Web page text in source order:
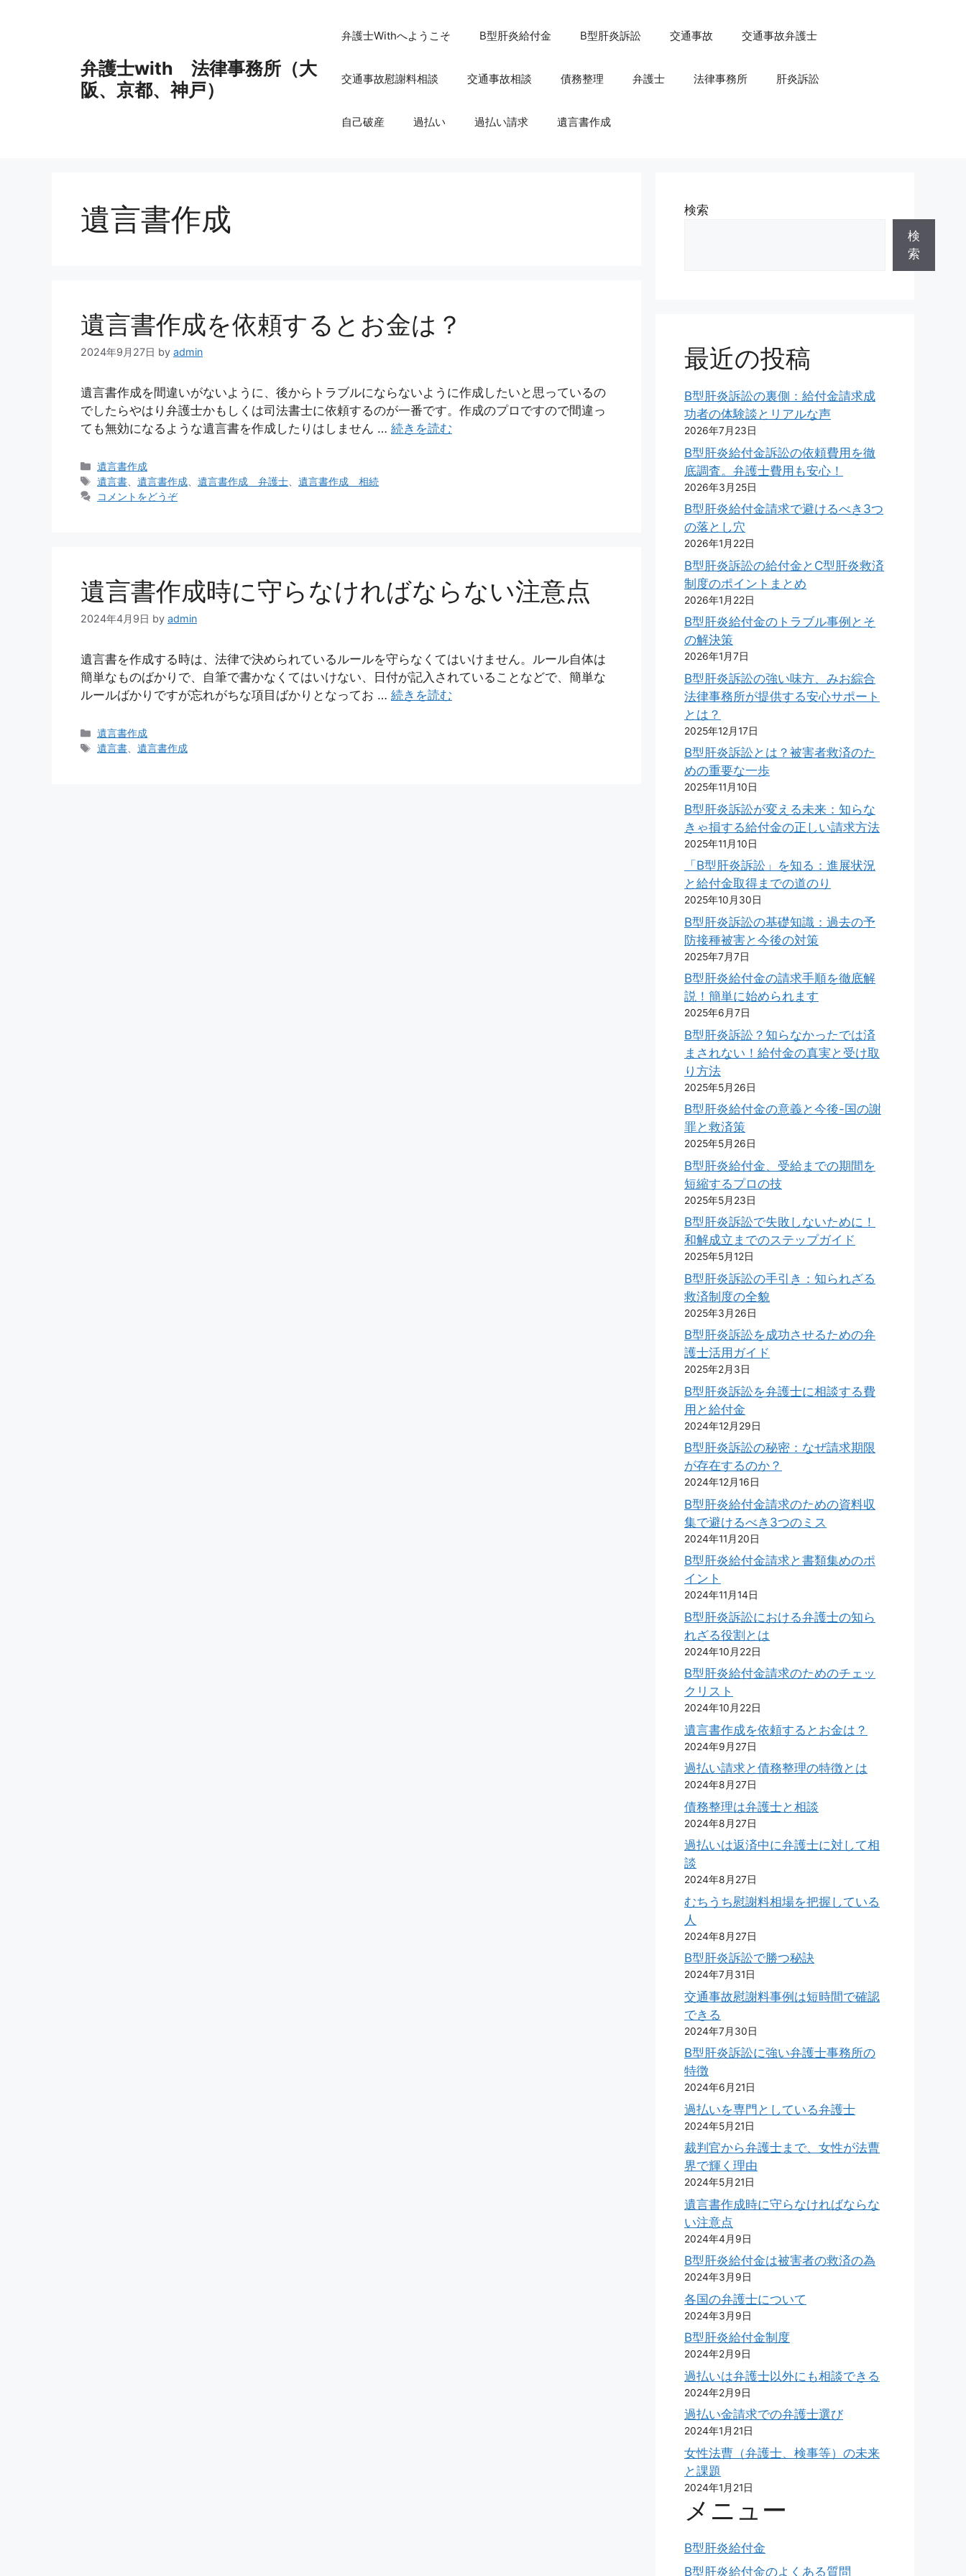
弁護士with 法律事務所（大
阪、京都、神戸）
弁護士Withへようこそ B型肝炎給付金 B型肝炎訴訟 交通事故 交通事故弁護士
交通事故慰謝料相談 交通事故相談 債務整理 弁護士 法律事務所 肝炎訴訟
自己破産 過払い 過払い請求 遺言書作成
遺言書作成
遺言書作成を依頼するとお金は？
2024年9月27日 by admin
遺言書作成を間違いがないように、後からトラブルにならないように作成したいと思っているの
でしたらやはり弁護士かもしくは司法書士に依頼するのが一番です。作成のプロですので間違っ
ても無効になるような遺言書を作成したりはしません … 続きを読む
カ
テ
ゴ
遺言書作成
タ
グ
遺言書 、遺言書作成 、遺言書作成 弁護士 、遺言書作成 相続
コメントをどうぞ
遺言書作成時に守らなければならない注意点
2024年4月9日 by admin
遺言書を作成する時は、法律で決められているルールを守らなくてはいけません。ルール自体は
簡単なものばかりで、自筆で書かなくてはいけない、日付が記入されていることなどで、簡単な
ルールばかりですが忘れがちな項目ばかりとなってお … 続きを読む
カ
テ
遺言書作成
タ
遺言書 、遺言書作成
検索
検
索
最近の投稿
B型肝炎訴訟の裏側：給付金請求成
功者の体験談とリアルな声
2026年7月23日
B型肝炎給付金訴訟の依頼費用を徹
底調査。弁護士費用も安心！
2026年3月25日
B型肝炎給付金請求で避けるべき3つ
の落とし穴
2026年1月22日
B型肝炎訴訟の給付金とC型肝炎救済
制度のポイントまとめ
2026年1月22日
B型肝炎給付金のトラブル事例とそ
の解決策
2026年1月7日
B型肝炎訴訟の強い味方、みお綜合
法律事務所が提供する安心サポート
とは？
2025年12月17日
B型肝炎訴訟とは？被害者救済のた
めの重要な一歩
2025年11月10日
B型肝炎訴訟が変える未来：知らな
きゃ損する給付金の正しい請求方法
2025年11月10日
「B型肝炎訴訟」を知る：進展状況
と給付金取得までの道のり
2025年10月30日
B型肝炎訴訟の基礎知識：過去の予
防接種被害と今後の対策
2025年7月7日
B型肝炎給付金の請求手順を徹底解
説！簡単に始められます
2025年6月7日
B型肝炎訴訟？知らなかったでは済
まされない！給付金の真実と受け取
り方法
2025年5月26日
B型肝炎給付金の意義と今後-国の謝
罪と救済策
2025年5月26日
B型肝炎給付金、受給までの期間を
短縮するプロの技
2025年5月23日
B型肝炎訴訟で失敗しないために！
和解成立までのステップガイド
2025年5月12日
B型肝炎訴訟の手引き：知られざる
救済制度の全貌
2025年3月26日
B型肝炎訴訟を成功させるための弁
護士活用ガイド
2025年2月3日
B型肝炎訴訟を弁護士に相談する費
用と給付金
2024年12月29日
B型肝炎訴訟の秘密：なぜ請求期限
が存在するのか？
2024年12月16日
B型肝炎給付金請求のための資料収
集で避けるべき3つのミス
2024年11月20日
B型肝炎給付金請求と書類集めのポ
イント
2024年11月14日
B型肝炎訴訟における弁護士の知ら
れざる役割とは
2024年10月22日
B型肝炎給付金請求のためのチェッ
クリスト
2024年10月22日
遺言書作成を依頼するとお金は？
2024年9月27日
過払い請求と債務整理の特徴とは
2024年8月27日
債務整理は弁護士と相談
2024年8月27日
過払いは返済中に弁護士に対して相
談
2024年8月27日
むちうち慰謝料相場を把握している
人
2024年8月27日
B型肝炎訴訟で勝つ秘訣
2024年7月31日
交通事故慰謝料事例は短時間で確認
できる
2024年7月30日
B型肝炎訴訟に強い弁護士事務所の
特徴
2024年6月21日
過払いを専門としている弁護士
2024年5月21日
裁判官から弁護士まで、女性が法曹
界で輝く理由
2024年5月21日
遺言書作成時に守らなければならな
い注意点
2024年4月9日
B型肝炎給付金は被害者の救済の為
2024年3月9日
各国の弁護士について
2024年3月9日
B型肝炎給付金制度
2024年2月9日
過払いは弁護士以外にも相談できる
2024年2月9日
過払い金請求での弁護士選び
2024年1月21日
女性法曹（弁護士、検事等）の未来
と課題
2024年1月21日
メニュー
B型肝炎給付金
B型肝炎給付金のよくある質問